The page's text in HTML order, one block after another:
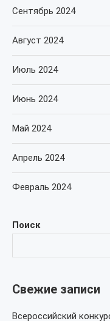
Поиск
Свежие записи
Всероссийский
Сентябрь 2024
Август 2024
Июль 2024
Июнь 2024
Май 2024
Апрель 2024
Февраль 2024